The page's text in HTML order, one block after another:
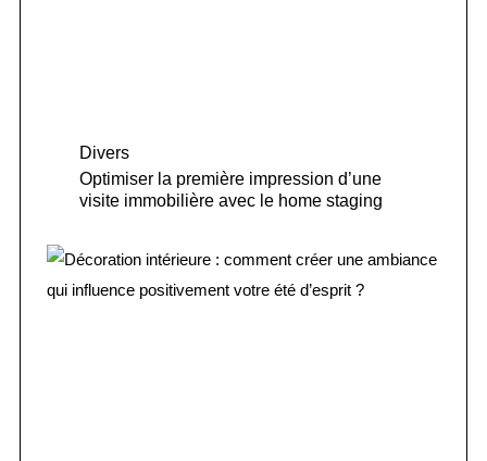
Divers
Optimiser la première impression d’une
visite immobilière avec le home staging